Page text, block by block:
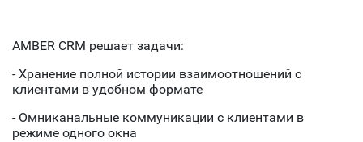
AMBER CRM решает задачи:
- Хранение полной истории взаимоотношений с
клиентами в удобном формате
- Омниканальные коммуникации с клиентами в
режиме одного окна